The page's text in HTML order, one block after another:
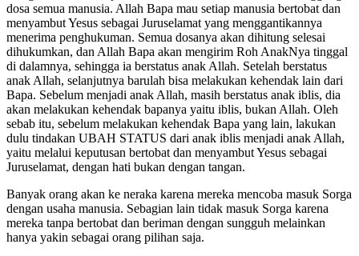
dosa semua manusia. Allah Bapa mau setiap manusia bertobat dan
menyambut Yesus sebagai Juruselamat yang menggantikannya
menerima penghukuman. Semua dosanya akan dihitung selesai
dihukumkan, dan Allah Bapa akan mengirim Roh AnakNya tinggal
di dalamnya, sehingga ia berstatus anak Allah. Setelah berstatus
anak Allah, selanjutnya barulah bisa melakukan kehendak lain dari
Bapa. Sebelum menjadi anak Allah, masih berstatus anak iblis, dia
akan melakukan kehendak bapanya yaitu iblis, bukan Allah. Oleh
sebab itu, sebelum melakukan kehendak Bapa yang lain, lakukan
dulu tindakan UBAH STATUS dari anak iblis menjadi anak Allah,
yaitu melalui keputusan bertobat dan menyambut Yesus sebagai
Juruselamat, dengan hati bukan dengan tangan.
Banyak orang akan ke neraka karena mereka mencoba masuk Sorga
dengan usaha manusia. Sebagian lain tidak masuk Sorga karena
mereka tanpa bertobat dan beriman dengan sungguh melainkan
hanya yakin sebagai orang pilihan saja.